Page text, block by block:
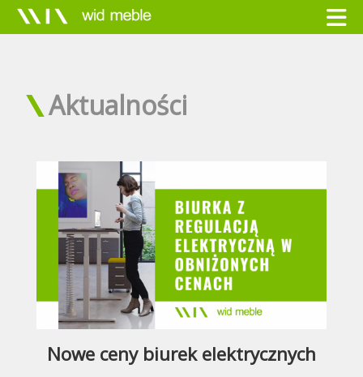
Aktualności
Nowe ceny biurek elektrycznych